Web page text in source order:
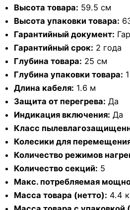
Высота товара: 59.5 см
Высота упаковки товара:
Гарантийный документ:
Гарантийный срок: 2 года
Глубина товара: 25 см
Глубина упаковки товара:
Длина кабеля: 1.6 м
Защита от перегрева: Да
Индикация включения: Да
Класс
Колесики для
Количество режимов
Количество секций: 5
Макс. потребляемая
Масса товара (нетто): 4.4